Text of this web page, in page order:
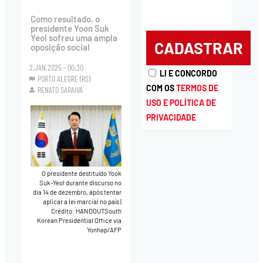
Como resultado, o
presidente Yoon Suk
Yeol sofreu uma ampla
oposição social
2.JAN.2025 - 00:30
PORTO ALEGRE (RS)
RENATO SARAIVA
O presidente destituído Yook
Suk-Yeol durante discurso no
dia 14 de dezembro, após tentar
aplicar a lei marcial no país|
Crédito: HANDOUTSouth
Korean Presidential Office via
Yonhap/AFP
LI E CONCORDO
COM OSTERMOS DE
USO E POLÍTICA DE
PRIVACIDADE